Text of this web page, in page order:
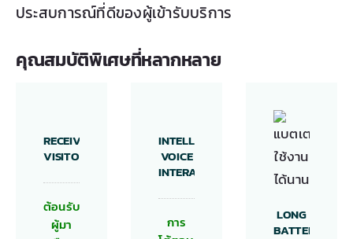
ประสบการณ์ที่ดีของผู้เข้ารับบริการ
คุณสมบัติพิเศษที่หลากหลาย
RECEIVING
VISITOR
ต้อนรับ
ผู้มา
INTELLIGENT
VOICE
INTERACTION
การ
LONG
BATTERY